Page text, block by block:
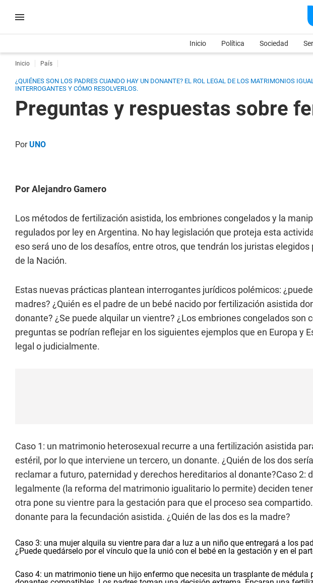
Inicio Política Sociedad
Inicio País
¿QUIÉNES SON LOS PADRES CUANDO HAY UN DONANTE? EL ROL LEGAL DE LOS MATRIMONIOS
INTERROGANTES Y CÓMO RESOLVERLOS.
Preguntas y respuestas sobre
PorUNO
Por Alejandro Gamero
Los métodos de fertilización asistida, los embriones congelados y la
regulados por ley en Argentina. No hay legislación que proteja esta
eso será uno de los desafíos, entre otros, que tendrán los juristas elegidos
de la Nación.
Estas nuevas prácticas plantean interrogantes jurídicos polémicos:
madres? ¿Quién es el padre de un bebé nacido por fertilización asistida
donante? ¿Se puede alquilar un vientre? ¿Los embriones congelados son
preguntas se podrían reflejar en los siguientes ejemplos que en Europa y
legal o judicialmente.
Caso 1: un matrimonio heterosexual recurre a una fertilización asistida
estéril, por lo que interviene un tercero, un donante. ¿Quién de los dos
reclamar a futuro, paternidad y derechos hereditarios al donante?Caso 2:
legalmente (la reforma del matrimonio igualitario lo permite) deciden
otra pone su vientre para la gestación para que el proceso sea
donante para la fecundación asistida. ¿Quién de las dos es la madre?
Caso 3: una mujer alquila su vientre para dar a luz a un niño que entregará a los
¿Puede quedárselo por el vínculo que la unió con el bebé en la gestación y en el
Caso 4: un matrimonio tiene un hijo enfermo que necesita un trasplante de médula